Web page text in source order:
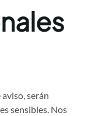
serán
sensibles. Nos